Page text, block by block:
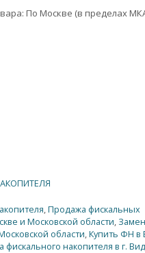
По Москве (в пределах
,Продажа фискальных
и Московской области,
области,Купить ФН в
фискального накопителя в г.